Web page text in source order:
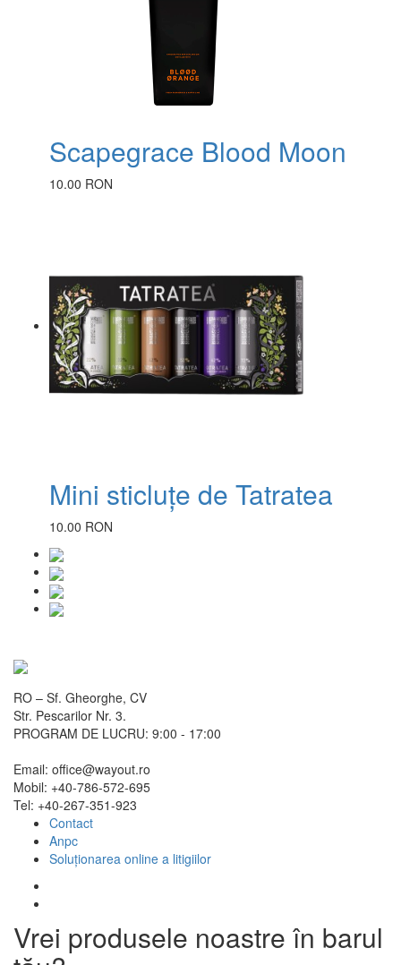
Scapegrace Blood Moon
10.00 RON
Mini sticluțe de Tatratea
10.00 RON
RO – Sf. Gheorghe, CV
Str. Pescarilor Nr. 3.
PROGRAM DE LUCRU: 9:00 - 17:00
Email: office@wayout.ro
Mobil: +40-786-572-695
Tel: +40-267-351-923
Contact
Anpc
Soluționarea online a litigiilor
Vrei produsele noastre în barul